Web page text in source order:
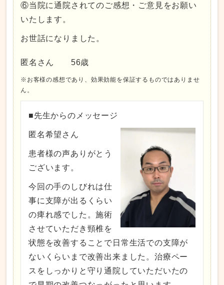
⑥当院に通院されてのご感想・ご意見をお願い
いたします。
お世話になりました。
匿名さん 56歳
※お客様の感想であり、効果効能を保証するものではありませ
ん。
■先生からのメッセージ
匿名希望さん
患者様の声ありがとう
ございます。
今回の手のしびれは仕
事に支障が出るくらい
の痺れ感でした。施術
させていただき頸椎を
状態を改善することで日常生活での支障が
ないくらいまで改善出来ました。治療ペー
スをしっかりと守り通院していただいたの